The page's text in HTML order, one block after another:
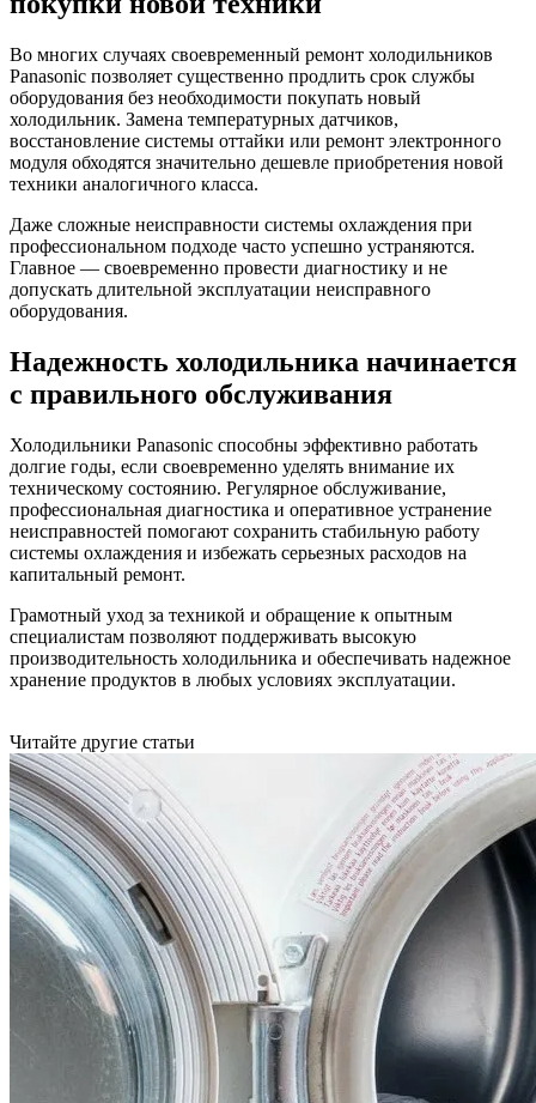
Во многих случаях своевременный ремонт холодильников
Panasonic позволяет существенно продлить срок службы
оборудования без необходимости покупать новый
холодильник. Замена температурных датчиков,
восстановление системы оттайки или ремонт электронного
модуля обходятся значительно дешевле приобретения новой
техники аналогичного класса.
Даже сложные неисправности системы охлаждения при
профессиональном подходе часто успешно устраняются.
Главное — своевременно провести диагностику и не
допускать длительной эксплуатации неисправного
оборудования.
Надежность холодильника начинается
с правильного обслуживания
Холодильники Panasonic способны эффективно работать
долгие годы, если своевременно уделять внимание их
техническому состоянию. Регулярное обслуживание,
профессиональная диагностика и оперативное устранение
неисправностей помогают сохранить стабильную работу
системы охлаждения и избежать серьезных расходов на
капитальный ремонт.
Грамотный уход за техникой и обращение к опытным
специалистам позволяют поддерживать высокую
производительность холодильника и обеспечивать надежное
хранение продуктов в любых условиях эксплуатации.
Читайте другие статьи